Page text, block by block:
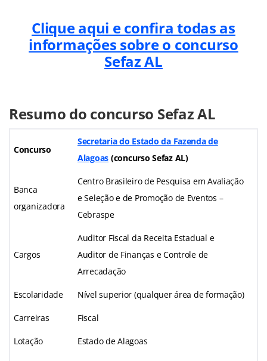
Clique aqui e confira todas as
informações sobre o concurso
Sefaz AL
Resumo do concurso Sefaz AL
Concurso
Secretaria do Estado da Fazenda de
Alagoas (concurso Sefaz AL)
Banca
organizadora
Centro Brasileiro de Pesquisa em Avaliação
e Seleção e de Promoção de Eventos –
Cebraspe
Cargos
Auditor Fiscal da Receita Estadual e
Auditor de Finanças e Controle de
Arrecadação
Escolaridade Nível superior (qualquer área de formação)
Carreiras Fiscal
Lotação Estado de Alagoas